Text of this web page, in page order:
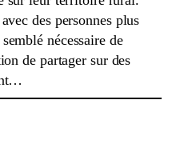
des personnes plus
nécessaire de
de partager sur des